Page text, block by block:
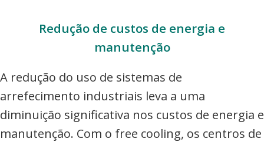
Redução de custos de energia e
manutenção
A redução do uso de sistemas de
arrefecimento industriais leva a uma
diminuição significativa nos custos de energia e
manutenção. Com o free cooling, os centros de